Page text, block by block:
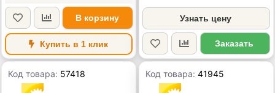
В корзину
Купить в 1 клик
Узнать цену
Заказать
Код товара: 57418 Код товара:41945